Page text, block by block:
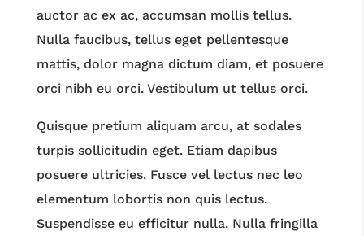
auctor ac ex ac, accumsan mollis tellus.
Nulla faucibus, tellus eget pellentesque
mattis, dolor magna dictum diam, et posuere
orci nibh eu orci. Vestibulum ut tellus orci.
Quisque pretium aliquam arcu, at sodales
turpis sollicitudin eget. Etiam dapibus
posuere ultricies. Fusce vel lectus nec leo
elementum lobortis non quis lectus.
Suspendisse eu efficitur nulla. Nulla fringilla